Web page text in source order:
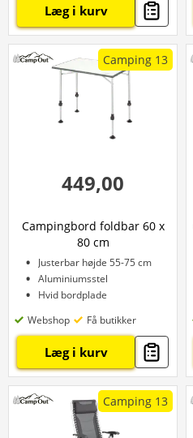
Læg i kurv
Camping 13
449,00
Campingbord foldbar 60 x
80 cm
Justerbar højde 55-75 cm
Aluminiumsstel
Hvid bordplade
Webshop
Få butikker
Læg i kurv
Camping 13